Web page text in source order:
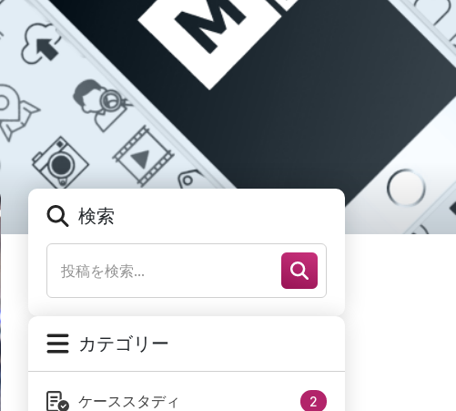
検索
カテゴリー
ケーススタディ 2